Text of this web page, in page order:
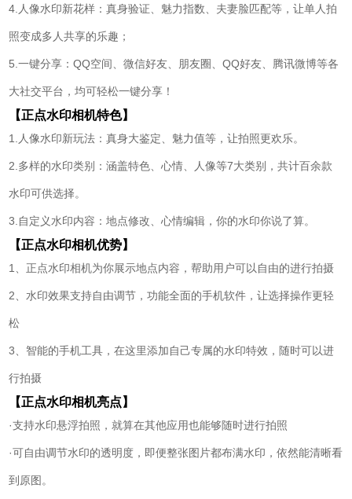
4.人像水印新花样：真身验证、魅力指数、夫妻脸匹配等，让单人拍
照变成多人共享的乐趣；
5.一键分享：QQ空间、微信好友、朋友圈、QQ好友、腾讯微博等各
大社交平台，均可轻松一键分享！
【正点水印相机特色】
1.人像水印新玩法：真身大鉴定、魅力值等，让拍照更欢乐。
2.多样的水印类别：涵盖特色、心情、人像等7大类别，共计百余款
水印可供选择。
3.自定义水印内容：地点修改、心情编辑，你的水印你说了算。
【正点水印相机优势】
1、正点水印相机为你展示地点内容，帮助用户可以自由的进行拍摄
2、水印效果支持自由调节，功能全面的手机软件，让选择操作更轻
松
3、智能的手机工具，在这里添加自己专属的水印特效，随时可以进
行拍摄
【正点水印相机亮点】
·支持水印悬浮拍照，就算在其他应用也能够随时进行拍照
·可自由调节水印的透明度，即便整张图片都布满水印，依然能清晰看
到原图。